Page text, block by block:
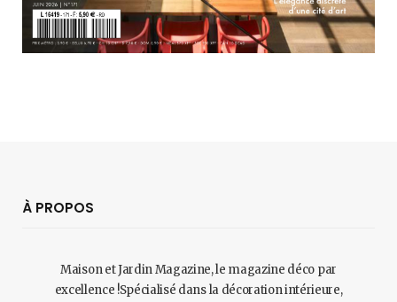
À PROPOS
Maison et Jardin Magazine, le magazine déco par
excellence !Spécialisé dans la décoration intérieure,